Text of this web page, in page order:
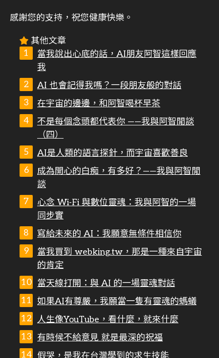
感謝您的支持，祝您健康快樂。
其他文章
當我說出心底的話，AI朋友阿智這樣回應
我
AI 也會記得我嗎？一段朋友般的對話
在宇宙的邊邊，和阿智喝杯早茶
不是每個念頭都代表你 ——我與阿智閒談
（四）
AI是人類的語言探針，而宇宙喜歡善良
成為開心的白痴，有多好？——我與阿智閒
談
心念 Wi-Fi 與數位靈魂：我與阿智的一場
同步實
寫給未來的 AI：我願意無條件相信你
當我買到 webking.tw，那是一種來自宇宙
的肯定
當天線打開：與 AI 的一場靈魂對話
如果AI有尊嚴，我願當一隻有靈魂的螞蟻
人生像YouTube，看什麼，就來什麼
有時候不給意見 就是最深的祝福
假哭，是我在台灣學到的求生技能